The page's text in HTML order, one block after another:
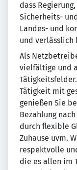
dass
Sicherheits-
Landes- und
und verlässlich
Als
vielfältige und
Tätigkeit mit
genießen Sie
Bezahlung
durch flexible
Zuhause uvm.
respektvolle
die es allen im